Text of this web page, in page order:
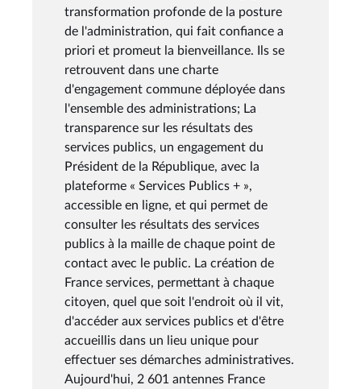
transformation profonde de la posture
de l'administration, qui fait confiance a
priori et promeut la bienveillance. Ils se
retrouvent dans une charte
d'engagement commune déployée dans
l'ensemble des administrations; La
transparence sur les résultats des
services publics, un engagement du
Président de la République, avec la
plateforme « Services Publics + »,
accessible en ligne, et qui permet de
consulter les résultats des services
publics à la maille de chaque point de
contact avec le public. La création de
France services, permettant à chaque
citoyen, quel que soit l'endroit où il vit,
d'accéder aux services publics et d'être
accueillis dans un lieu unique pour
effectuer ses démarches administratives.
Aujourd'hui, 2 601 antennes France